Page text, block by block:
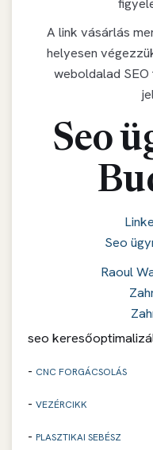
A link vásárlás
helyesen
weboldalad
Seo
Seo
Raoul
seo
- CNC FORGÁCSOLÁS
- VEZÉRCIKK
- PLASZTIKAI SEBÉSZ